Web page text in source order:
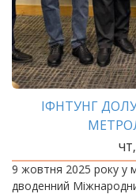
ІФНТУНГ
9 жовтня 2025 року у
дводенний